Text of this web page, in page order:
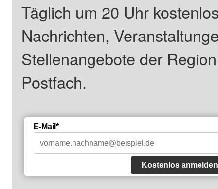
Täglich um 20 Uhr
Nachrichten,
Stellenangebote der
Postfach.
E-Mail*
Kostenlos anmelden